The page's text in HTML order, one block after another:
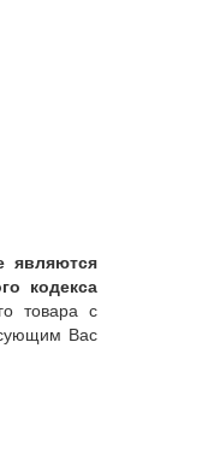
являются
кодекса
товара с
Вас